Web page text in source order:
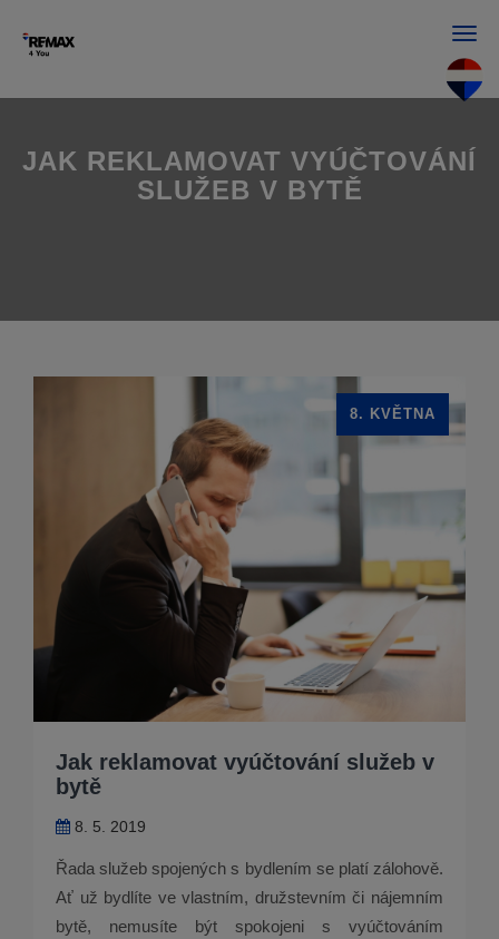
JAK REKLAMOVAT VYÚČTOVÁNÍ
SLUŽEB V BYTĚ
Jak reklamovat vyúčtování služeb v
bytě
8. 5. 2019
8. KVĚTNA
Řada služeb spojených s bydlením se platí zálohově.
Ať už bydlíte ve vlastním, družstevním či nájemním
bytě, nemusíte být spokojeni s vyúčtováním